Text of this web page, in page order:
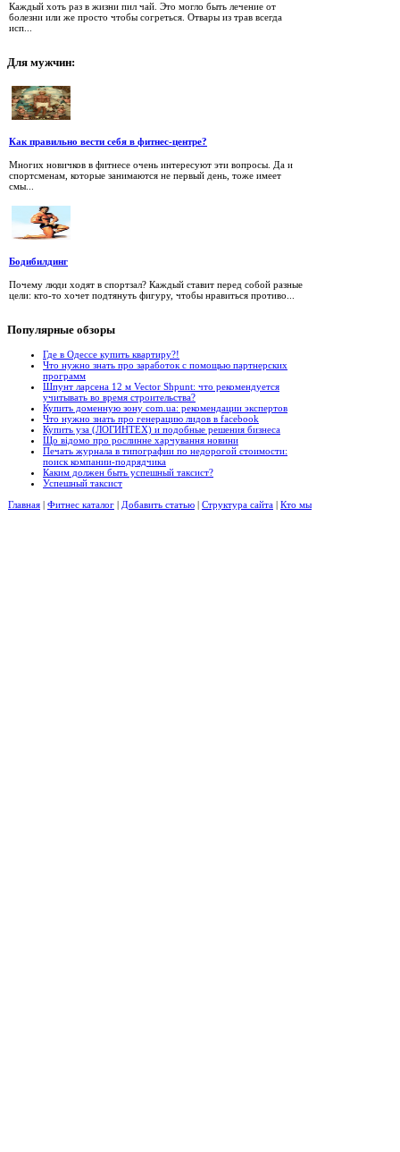
Каждый хоть раз в жизни пил чай. Это могло быть лечение от
болезни или же просто чтобы согреться. Отвары из трав всегда
исп...
Для мужчин:
Как правильно вести себя в фитнес-центре?
Многих новичков в фитнесе очень интересуют эти вопросы. Да и
спортсменам, которые занимаются не первый день, тоже имеет
смы...
Бодибилдинг
Почему люди ходят в спортзал? Каждый ставит перед собой разные
цели: кто-то хочет подтянуть фигуру, чтобы нравиться противо...
Популярные обзоры
Где в Одессе купить квартиру?!
Что нужно знать про заработок с помощью партнерских
программ
Шпунт ларсена 12 м Vector Shpunt: что рекомендуется
учитывать во время строительства?
Купить доменную зону com.ua: рекомендации экспертов
Что нужно знать про генерацию лидов в facebook
Купить уза (ЛОГИНТЕХ) и подобные решения бизнеса
Що відомо про рослинне харчування новини
Печать журнала в типографии по недорогой стоимости:
поиск компании-подрядчика
Каким должен быть успешный таксист?
Успешный таксист
Главная | Фитнес каталог | Добавить статью | Структура сайта | Кто мы